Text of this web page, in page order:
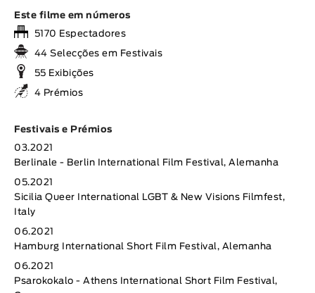
Este filme em números
5170 Espectadores
44 Selecções em Festivais
55 Exibições
4 Prémios
Festivais e Prémios
03.2021
Berlinale - Berlin International Film Festival, Alemanha
05.2021
Sicilia Queer International LGBT & New Visions Filmfest,
Italy
06.2021
Hamburg International Short Film Festival, Alemanha
06.2021
Psarokokalo - Athens International Short Film Festival,